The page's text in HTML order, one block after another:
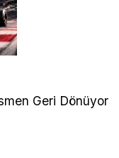
Geri Dönüyor